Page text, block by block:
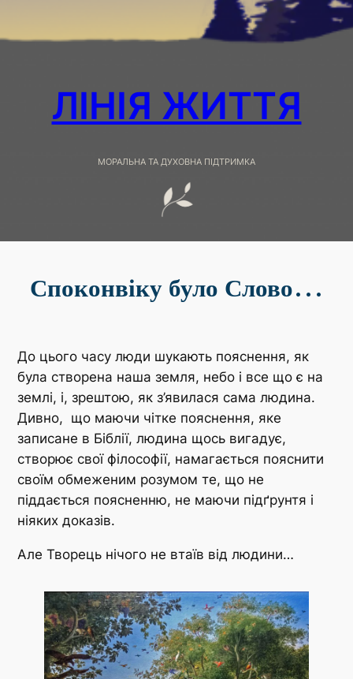
ЛІНІЯ ЖИТТЯ
МОРАЛЬНА ТА ДУХОВНА ПІДТРИМКА
Споконвіку було Слово…
До цього часу люди шукають пояснення, як
була створена наша земля, небо і все що є на
землі, і, зрештою, як з’явилася сама людина.
Дивно, що маючи чітке пояснення, яке
записане в Біблії, людина щось вигадує,
створює свої філософії, намагається пояснити
своїм обмеженим розумом те, що не
піддається поясненню, не маючи підґрунтя і
ніяких доказів.
Але Творець нічого не втаїв від людини…